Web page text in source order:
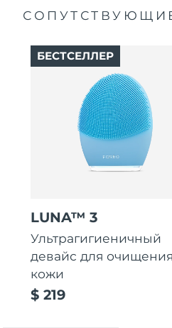
LUNA™ 3
Ультрагигиеничный
девайс для очищения
кожи
$ 219
БЕСТСЕЛЛЕР